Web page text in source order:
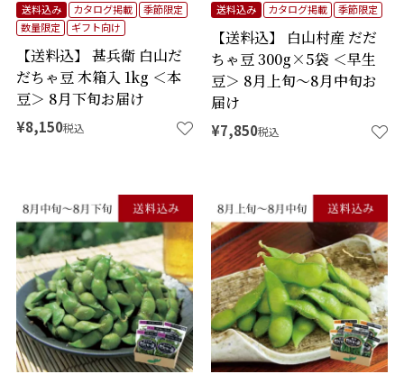
【送料込】 甚兵衛 白山だ
だちゃ豆 木箱入 1kg ＜本
豆＞ 8月下旬お届け
送料込み カタログ掲載
季節限定
数量限定
ギフト向け
¥8,150税込
【送料込】 白山村産 だだ
ちゃ豆 300g×5袋 ＜早生
豆＞ 8月上旬～8月中旬お
届け
送料込み カタログ掲載 季節限定
¥7,850税込